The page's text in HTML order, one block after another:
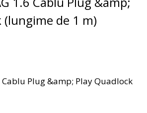
(lungime de 1 m)
Cablu Plug &amp; Play Quadlock